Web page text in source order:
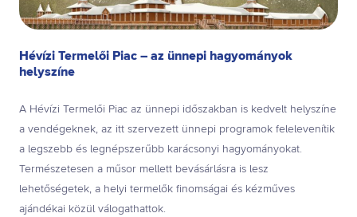
Hévízi Termelői Piac – az ünnepi hagyományok
helyszíne
A Hévízi Termelői Piac az ünnepi időszakban is kedvelt helyszíne
a vendégeknek, az itt szervezett ünnepi programok felelevenítik
a legszebb és legnépszerűbb karácsonyi hagyományokat.
Természetesen a műsor mellett bevásárlásra is lesz
lehetőségetek, a helyi termelők finomságai és kézműves
ajándékai közül válogathattok.